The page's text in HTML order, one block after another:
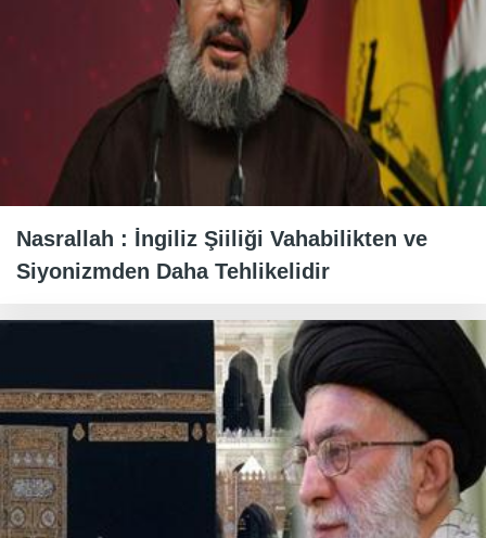
Nasrallah : İngiliz Şiiliği Vahabilikten ve
Siyonizmden Daha Tehlikelidir